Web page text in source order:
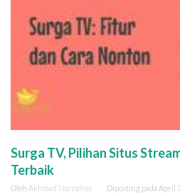
Surga TV, Pilihan Situs
Terbaik
Oleh Akhmad Norrahim Diposting pada April